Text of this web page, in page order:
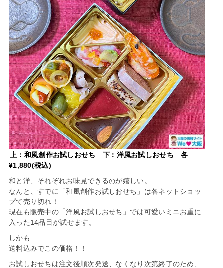
上：和風創作お試しおせち 下：洋風お試しおせち 各
¥1,880(税込)
和と洋、それぞれお味見できるのが嬉しい。
なんと、すでに「和風創作お試しおせち」は各ネットショッ
プで売り切れ！
現在も販売中の「洋風お試しおせち」では可愛いミニお重に
入った14品目が試せます。
しかも
送料込みでこの価格！！
お試しおせちは注文後順次発送、なくなり次第終了のため、